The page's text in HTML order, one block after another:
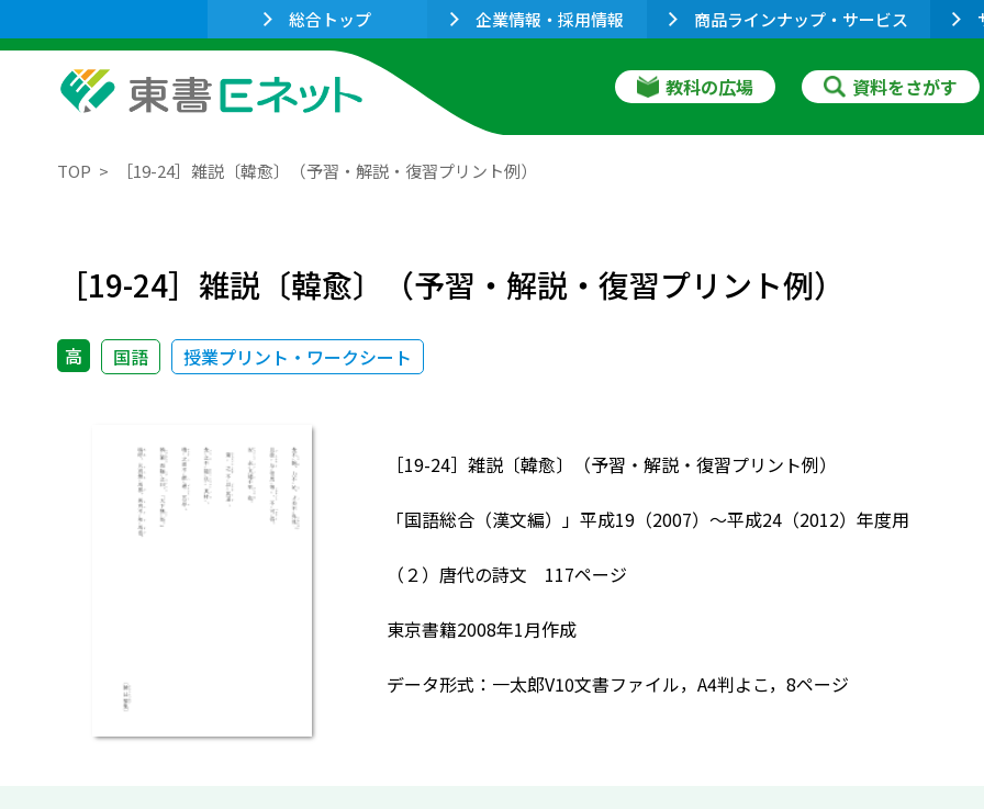
総合トップ 企業情報・採用情報 商品ラインナップ・サービス
教科の広場 資料をさがす
TOP ［19-24］雑説〔韓愈〕（予習・解説・復習プリント例）
［19-24］雑説〔韓愈〕（予習・解説・復習プリント例）
高 国語 授業プリント・ワークシート
［19-24］雑説〔韓愈〕（予習・解説・復習プリント例）
「国語総合（漢文編）」平成19（2007）～平成24（2012）年度用
（２）唐代の詩文 117ページ
東京書籍2008年1月作成
データ形式：一太郎V10文書ファイル，A4判よこ，8ページ